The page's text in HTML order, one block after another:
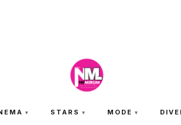
STARS MODE